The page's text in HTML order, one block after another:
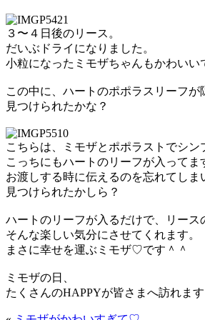
３〜４日後のリース。
だいぶドライになりました。
小粒になったミモザちゃんもかわい
この中に、ハートのポポラスリーフが
見つけられたかな？
こちらは、ミモザとポポラストでシ
こっちにもハートのリーフが入ってま
お渡しする時に伝えるのを忘れてしま
見つけられたかしら？
ハートのリーフが入るだけで、リー
そんな楽しい気分にさせてくれます。
まさに幸せを運ぶミモザ♡です＾＾
ミモザの日、
たくさんのHAPPYが皆さまへ訪れま